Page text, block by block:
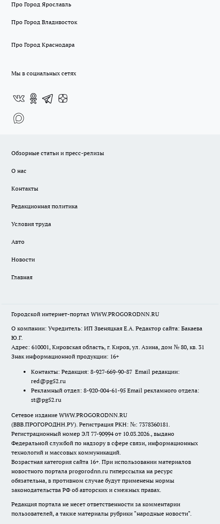
Про Город Ярославль
Про Город Владивосток
Про Город Краснодара
Мы в социальных сетях
Обзорные статьи и пресс-релизы
О нас
Контакты
Редакционная политика
Условия труда
Авто
Новости
Главная
Городской интернет-портал WWW.PROGORODNN.RU
О компании: Учредитель: ИП Звеняцкая Е.А. Редактор сайта: Бакаева
Ю.Г.
Адрес: 610001, Кировская область, г. Киров, ул. Азина, дом № 80, кв. 31
Знак информационной продукции: 16+
Контакты: Редакция: 8-927-669-90-87 Email редакции:
red@pg52.ru
Рекламный отдел: 8-920-004-61-95 Email рекламного отдела:
st@pg52.ru
Сетевое издание WWW.PROGORODNN.RU
(ВВВ.ПРОГОРОДНН.РУ). Регистрация РКН: №: 7378360181.
Регистрационный номер ЭЛ 77-90994 от 10.03.2026., выдано
Федеральной службой по надзору в сфере связи, информационных
технологий и массовых коммуникаций.
Возрастная категория сайта 16+. При использовании материалов
новостного портала progorodnn.ru гиперссылка на ресурс
обязательна, в противном случае будут применены нормы
законодательства РФ об авторских и смежных правах.
Редакция портала не несет ответственности за комментарии
пользователей, а также материалы рубрики "народные новости".